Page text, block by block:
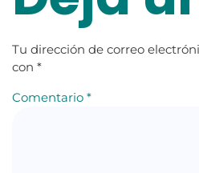
Tu dirección de correo
con *
Comentario *